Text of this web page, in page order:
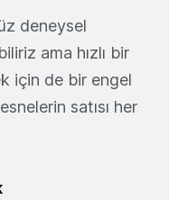
deneysel
ama hızlı bir
için de bir engel
satısı her